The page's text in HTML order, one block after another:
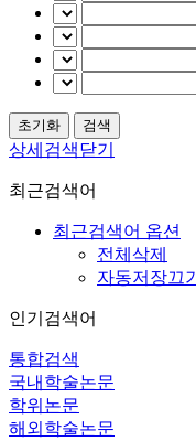
상세검색닫기
최근검색어
최근검색어 옵션
전체삭제
자동저장끄기
인기검색어
통합검색
국내학술논문
학위논문
해외학술논문